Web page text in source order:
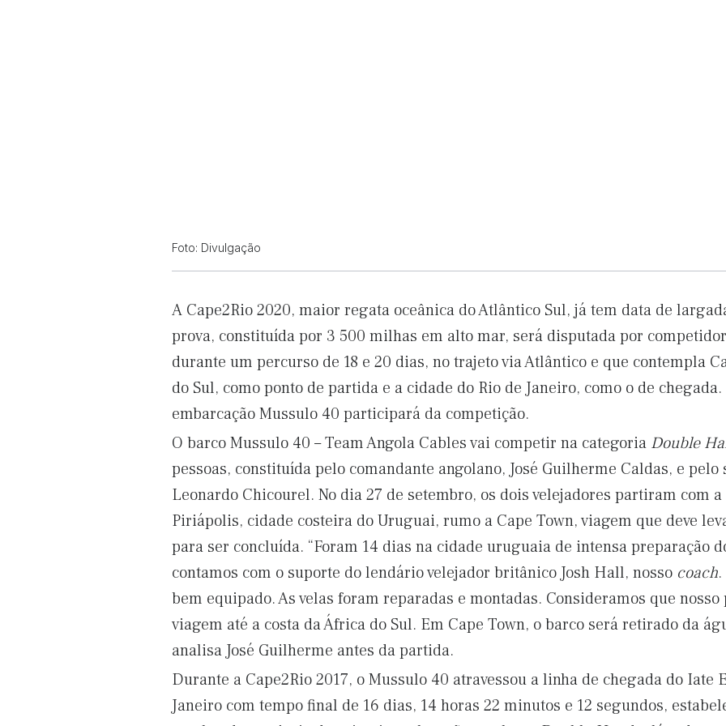
Foto: Divulgação
A Cape2Rio 2020, maior regata oceânica do Atlântico Sul, já tem data de
prova, constituída por 3 500 milhas em alto mar, será disputada por
durante um percurso de 18 e 20 dias, no trajeto via Atlântico e que contempla
do Sul, como ponto de partida e a cidade do Rio de Janeiro, como o de
embarcação Mussulo 40 participará da competição.
O barco Mussulo 40 – Team Angola Cables vai competir na categoria Double
pessoas, constituída pelo comandante angolano, José Guilherme Caldas, e
Leonardo Chicourel. No dia 27 de setembro, os dois velejadores partiram com
Piriápolis, cidade costeira do Uruguai, rumo a Cape Town, viagem que deve
para ser concluída. “Foram 14 dias na cidade uruguaia de intensa preparação
contamos com o suporte do lendário velejador britânico Josh Hall, nosso coach
bem equipado. As velas foram reparadas e montadas. Consideramos que
viagem até a costa da África do Sul. Em Cape Town, o barco será retirado da
analisa José Guilherme antes da partida.
Durante a Cape2Rio 2017, o Mussulo 40 atravessou a linha de chegada do Iate
Janeiro com tempo final de 16 dias, 14 horas 22 minutos e 12 segundos,